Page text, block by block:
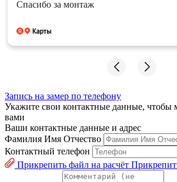
Спасибо за монтаж
Запись на замер по телефону
Укажите свои контактные данные, чтобы
вами
Ваши контактные данные и адрес
Фамилия Имя Отчество
Контактный телефон
Прикрепить файл на расчёт